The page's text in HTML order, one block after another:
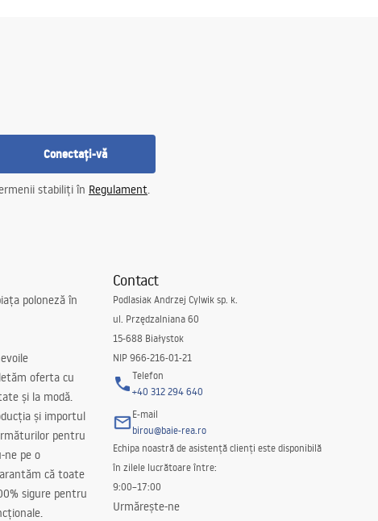
Conectați-vă
stabiliți în Regulament.
poloneză în
oferta cu
și la modă.
și importul
pentru
ne pe o
că toate
sigure pentru
Contact
Podlasiak Andrzej Cylwik sp. k.
ul. Przędzalniana 60
15-688 Białystok
NIP 966-216-01-21
Telefon
+40 312 294 640
E-mail
birou@baie-rea.ro
Echipa noastră de asistență clienți este disponibilă
în zilele lucrătoare între:
9:00–17:00
Urmărește-ne